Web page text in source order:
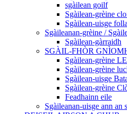
sgàilean goilf
Sgàilean-grèine
Sgàilean-uisge
Sgàileanan-grèine /
Sgàilean-gàrraidh
SGÀIL-FHÒR
Sgàilean-grèine
Sgàilean-grèine
Sgàilean-uisge
Sgàilean-grèine
Feadhainn eile
Sgàileanan-uisge ann an